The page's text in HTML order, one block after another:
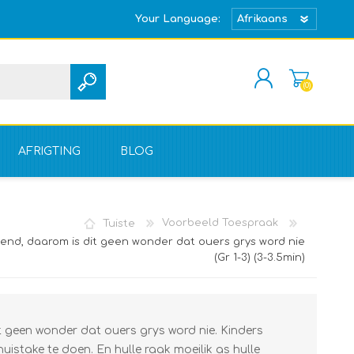
Your Language:
REGISTREER
TEKEN IN
(0)
AFRIGTING BLOG
Tuiste
Voorbeeld Toespraak
daarom is dit geen wonder dat ouers grys word nie
(Gr 1-3) (3-3.5min)
geen wonder dat ouers grys word nie. Kinders
te doen. En hulle raak moeilik as hulle